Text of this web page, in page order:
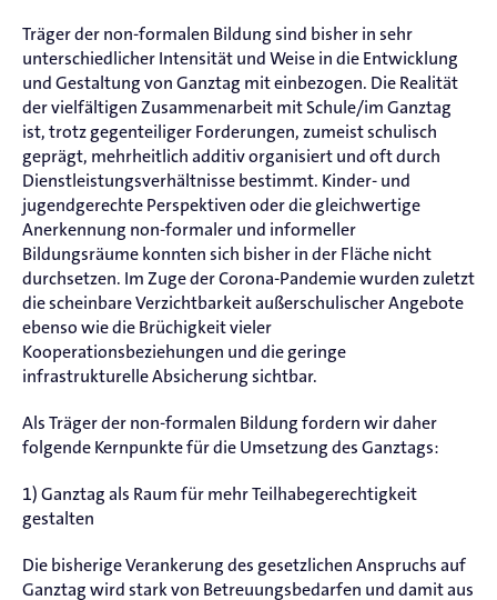
Träger der non-formalen Bildung sind bisher in sehr
unterschiedlicher Intensität und Weise in die Entwicklung
und Gestaltung von Ganztag mit einbezogen. Die Realität
der vielfältigen Zusammenarbeit mit Schule/im Ganztag
ist, trotz gegenteiliger Forderungen, zumeist schulisch
geprägt, mehrheitlich additiv organisiert und oft durch
Dienstleistungsverhältnisse bestimmt. Kinder- und
jugendgerechte Perspektiven oder die gleichwertige
Anerkennung non-formaler und informeller
Bildungsräume konnten sich bisher in der Fläche nicht
durchsetzen. Im Zuge der Corona-Pandemie wurden zuletzt
die scheinbare Verzichtbarkeit außerschulischer Angebote
ebenso wie die Brüchigkeit vieler
Kooperationsbeziehungen und die geringe
infrastrukturelle Absicherung sichtbar.
Als Träger der non-formalen Bildung fordern wir daher
folgende Kernpunkte für die Umsetzung des Ganztags:
1) Ganztag als Raum für mehr Teilhabegerechtigkeit
gestalten
Die bisherige Verankerung des gesetzlichen Anspruchs auf
Ganztag wird stark von Betreuungsbedarfen und damit aus